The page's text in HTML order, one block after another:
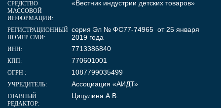
СРЕДСТВО
МАССОВОЙ
ИНФОРМАЦИИ:
«Вестник индустрии детских товаров»
РЕГИСТРАЦИОННЫЙ
НОМЕР СМИ:
серия Эл № ФС77-74965 от 25 января
2019 года
ИНН: 7713386840
КПП: 770601001
ОГРН : 1087799035499
УЧРЕДИТЕЛЬ: Ассоциация «АИДТ»
ГЛАВНЫЙ
РЕДАКТОР:
Цицулина А.В.